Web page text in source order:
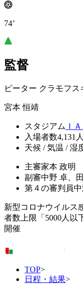
74’
監督
ピーター クラモフス
宮本 恒靖
スタジアム Ｉ
入場者数4,131人
天候 / 気温 / 湿
主審家本 政明
副審中野 卓、
第４の審判員
新型コロナウイルス
者数上限「5000人以
開催
TOP>
日程・結果>